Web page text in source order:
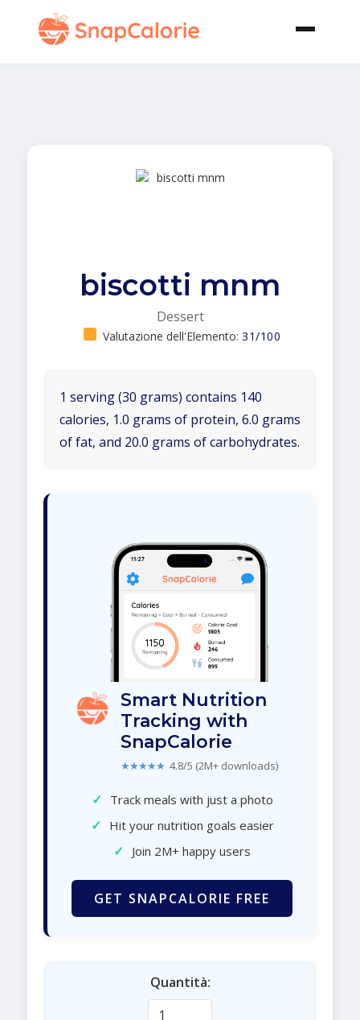
biscotti mnm
Dessert
Valutazione dell'Elemento: 31/100
1 serving (30 grams) contains 140
calories, 1.0 grams of protein, 6.0 grams
of fat, and 20.0 grams of carbohydrates.
Smart Nutrition
Tracking with
SnapCalorie
★★★★★ 4.8/5 (2M+ downloads)
✓ Track meals with just a photo
✓ Hit your nutrition goals easier
✓ Join 2M+ happy users
GET SNAPCALORIE FREE
Quantità: